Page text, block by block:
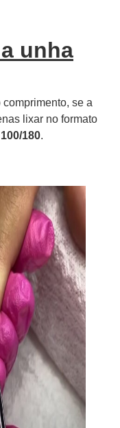
unha
se a
lixar no formato
180.